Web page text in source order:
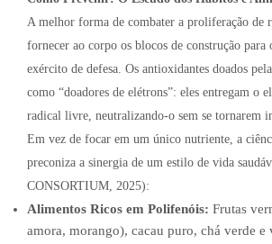
A melhor forma de combater a proliferação de
fornecer ao corpo os blocos de construção para
exército de defesa. Os antioxidantes doados
como “doadores de elétrons”: eles entregam o
radical livre, neutralizando-o sem se tornarem
Em vez de focar em um único nutriente, a
preconiza a sinergia de um estilo de vida
CONSORTIUM, 2025):
Alimentos Ricos em Polifenóis: Frutas
amora, morango), cacau puro, chá verde e